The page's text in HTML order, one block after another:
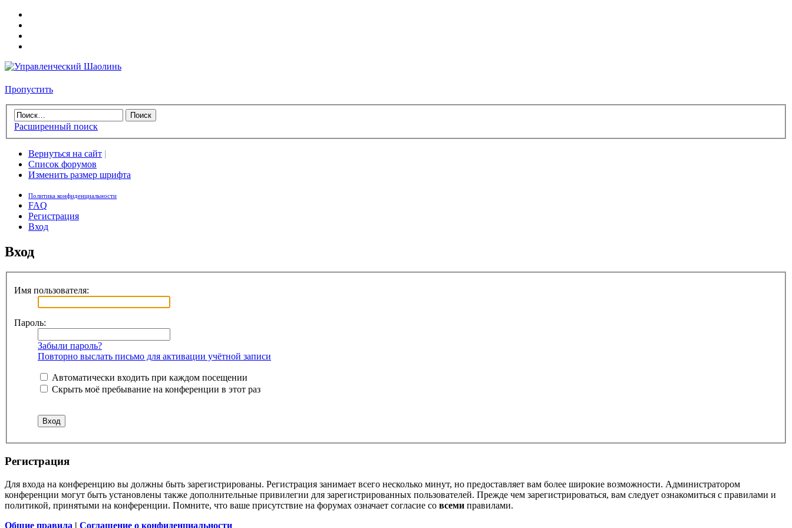
Пропустить
Расширенный поиск
Вернуться на сайт |
Список форумов
Изменить размер шрифта
Политика конфиденциальности
FAQ
Регистрация
Вход
Вход
Имя пользователя:
Пароль:
Забыли пароль?
Повторно выслать письмо для активации учётной записи
Автоматически входить при каждом посещении
Скрыть моё пребывание на конференции в этот раз
Регистрация
Для входа на конференцию вы должны быть зарегистрированы. Регистрация занимает всего несколько минут, но предоставляет вам более широкие возможности. Администратором
конференции могут быть установлены также дополнительные привилегии для зарегистрированных пользователей. Прежде чем зарегистрироваться, вам следует ознакомиться с правилами и
политикой, принятыми на конференции. Помните, что ваше присутствие на форумах означает согласие со всеми правилами.
Общие правила | Соглашение о конфиденциальности